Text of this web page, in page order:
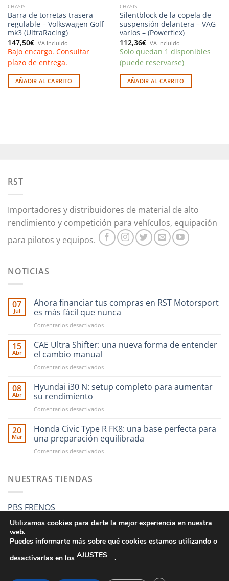
CHASIS
Barra de torretas trasera
regulable – Volkswagen Golf
mk3 (UltraRacing)
147,50€ IVA Incluido
Bajo encargo. Consultar
plazo de entrega.
AÑADIR AL CARRITO
CHASIS
Silentblock de la copela de
suspensión delantera – VAG
varios – (Powerflex)
112,36€ IVA Incluido
Solo quedan 1 disponibles
(puede reservarse)
AÑADIR AL CARRITO
RST
Importadores y distribuidores de material de alto
rendimiento y competición para vehículos, equipación
para pilotos y equipos.
NOTICIAS
07
Jul
Ahora financiar tus compras en RST Motorsport
es más fácil que nunca
Comentarios desactivadosen
financiar
en
Motorsport
fácil
nunca
15
Abr
CAE Ultra Shifter: una nueva forma de entender
el cambio manual
Comentarios desactivadosen
Ultra
Shifter:
nueva
de
entender
cambio
08
Abr
Hyundai i30 N: setup completo para aumentar
su rendimiento
Comentarios desactivadosen
i30
setup
completo
20
Mar
Honda Civic Type R FK8: una base perfecta para
una preparación equilibrada
Comentarios desactivadosen
base
perfecta
preparación
equilibrada
NUESTRAS TIENDAS
PBS FRENOS
SUS DATOS SEGUROS
Utilizamos cookies para darte la mejor experiencia en nuestra
web.
Puedes informarte más sobre qué cookies estamos utilizando o
desactivarlas en los AJUSTES .